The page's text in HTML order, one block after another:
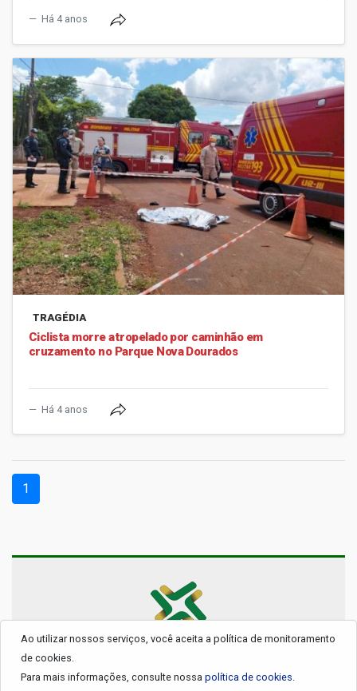
Há 4 anos
TRAGÉDIA
Ciclista morre atropelado por caminhão em
cruzamento no Parque Nova Dourados
Há 4 anos
1
Ao utilizar nossos serviços, você aceita a política de monitoramento
de cookies.
Para mais informações, consulte nossa política de cookies.
© 2026 - Todos os Direitos Reservados.